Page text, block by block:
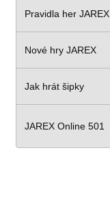
Pravidla her JAREX
Nové hry JAREX
Jak hrát šipky
JAREX Online 501